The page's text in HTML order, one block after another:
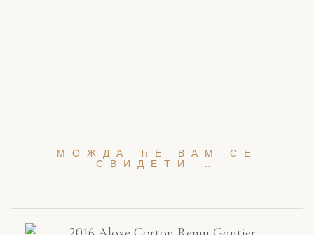
МОЖДА ЋЕ ВАМ СЕ
СВИДЕТИ …